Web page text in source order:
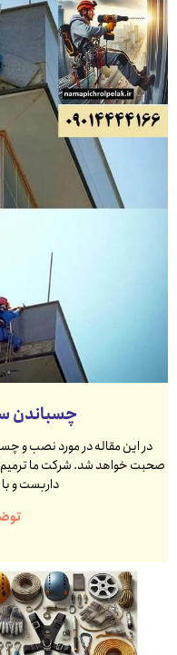
چسباندن
در این مقاله در مورد نصب و
صحبت خواهد شد. شرکت ما
داربست و